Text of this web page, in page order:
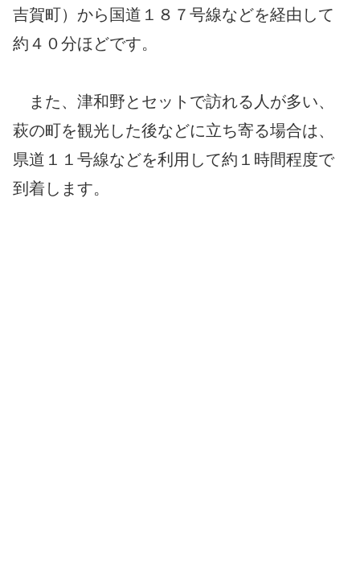
吉賀町）から国道１８７号線などを経由して
約４０分ほどです。
また、津和野とセットで訪れる人が多い、
萩の町を観光した後などに立ち寄る場合は、
県道１１号線などを利用して約１時間程度で
到着します。